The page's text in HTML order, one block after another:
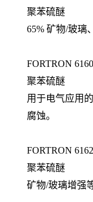
聚苯硫醚
65% 矿物/玻璃
FORTRON
聚苯硫醚
用于电气应用
腐蚀。
FORTRON
聚苯硫醚
矿物/玻璃增强